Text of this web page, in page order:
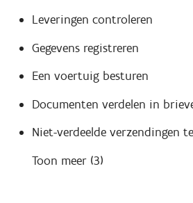
Leveringen controleren
Gegevens registreren
Een voertuig besturen
Documenten verdelen in
Niet-verdeelde verzendingen
Toon meer (3)